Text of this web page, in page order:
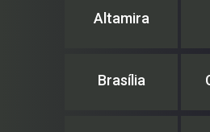
Altamira
Brasília